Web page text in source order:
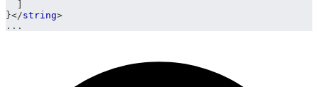
}</string>
...